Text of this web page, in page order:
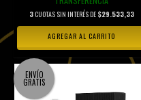
3CUOTAS SIN INTERÉS DE $29.533,33
ENVÍO
GRATIS